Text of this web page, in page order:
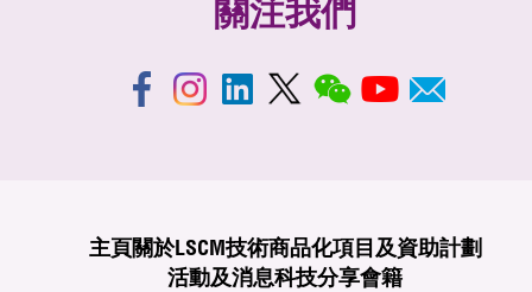
關注我們
主頁 關於LSCM技術商品化項目及資助計劃
活動及消息科技分享會籍